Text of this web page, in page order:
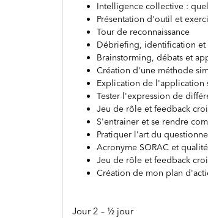
Intelligence collective :
Présentation d'outil et
Tour de reconnaissance
Débriefing, identification et
Brainstorming, débats et
Création d'une méthode
Explication de l'application
Tester l'expression de
Jeu de rôle et feedback
S'entrainer et se rendre
Pratiquer l'art du
Acronyme SORAC et qualité
Jeu de rôle et feedback
Création de mon plan
Jour 2 – ½ jour